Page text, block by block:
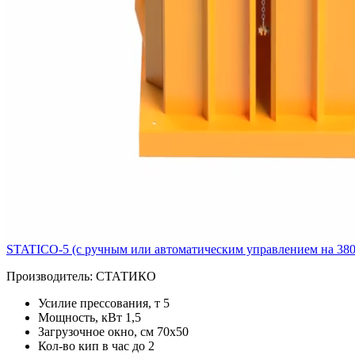
STATICO-5 (с ручным или автоматическим управлением на
Производитель: СТАТИКО
Усилие прессования, т 5
Мощность, кВт 1,5
Загрузочное окно, см 70x50
Кол-во кип в час до 2